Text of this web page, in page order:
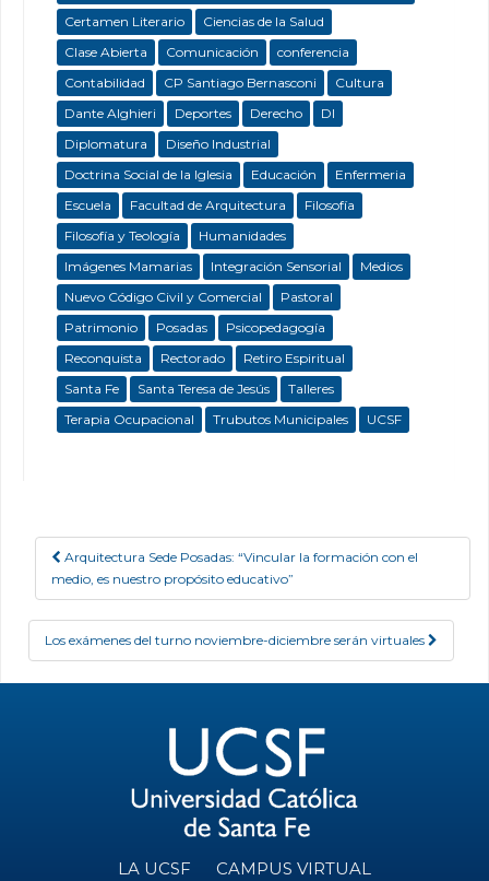
Certamen Literario
Ciencias de la Salud
Clase Abierta
Comunicación
conferencia
Contabilidad
CP Santiago Bernasconi
Cultura
Dante Alghieri
Deportes Derecho
DI
Diplomatura
Diseño Industrial
Doctrina Social de la Iglesia
Educación
Enfermeria
Escuela
Facultad de Arquitectura
Filosofía
Filosofía y Teología
Humanidades
Imágenes Mamarias
Integración Sensorial
Medios
Nuevo Código Civil y Comercial
Pastoral
Patrimonio
Posadas
Psicopedagogía
Reconquista
Rectorado
Retiro Espiritual
Santa Fe
Santa Teresa de Jesús
Talleres
Terapia Ocupacional
Trubutos Municipales UCSF
Post navigation
Arquitectura Sede Posadas: “Vincular la formación con el
medio, es nuestro propósito educativo”
Los exámenes del turno noviembre-diciembre serán virtuales
LA UCSF CAMPUS VIRTUAL